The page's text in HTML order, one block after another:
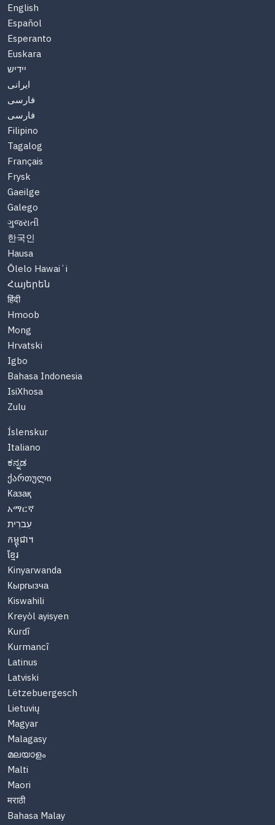
English
Español
Esperanto
Euskara
יידיש
ایرانی
فارسی
فارسی
Filipino
Tagalog
Français
Frysk
Gaeilge
Galego
ગુજરાતી
한국인
Hausa
Ōlelo Hawaiʻi
Հայերեն
हिंदी
Hmoob
Mong
Hrvatski
Igbo
Bahasa Indonesia
IsiXhosa
Zulu
Íslenskur
Italiano
ಕನ್ನಡ
ქართული
Казақ
አማርኛ
עִברִית
កម្ពុជា។
ខ្មែរ
Kinyarwanda
Кыргызча
Kiswahili
Kreyòl ayisyen
Kurdî
Kurmancî
Latinus
Latviski
Lëtzebuergesch
Lietuvių
Magyar
Malagasy
മലയാളം
Malti
Maori
मराठी
Bahasa Malay